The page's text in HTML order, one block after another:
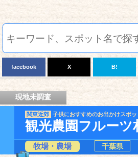
facebook X B!
現地未調査
関東近郊 子供におすすめのお出かけスポッ
観光農園フルーツ
牧場・農場
千葉県